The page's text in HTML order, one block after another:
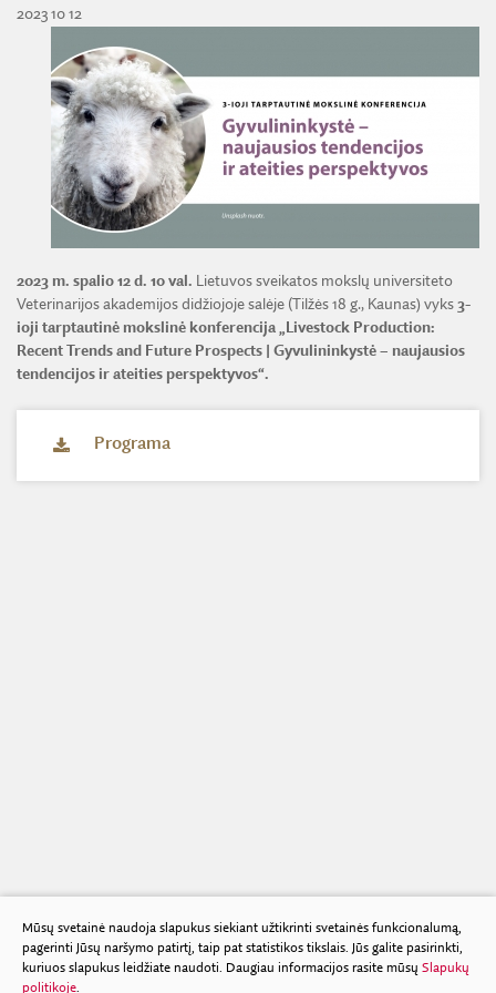
VIRTUALI LMA
JAUNOJI AKADEMIJA
SKYRIAI IR PADALINIAI
PAREIGYBIŲ APRAŠYMAS IR ATLIEKAMOS FUNKCIJOS
ŠVIESAUS ATMINIMO LMA NARIAI
MOKSLININKO ETIKOS KODEKSAS
KORUPCIJOS PREVENCIJA
PRANEŠĖJŲ APSAUGA
NUORODOS
LMA IR AKADEMIKAI ŽINIASKLAIDOJE
PASLAUGOS
ES SF PARAMA LMA
ATVIRI DUOMENYS
ŪKIO SUBJEKTŲ PRIEŽIŪRA
TARNYBINIAI LENGVIEJI AUTOMOBILIAI
LĖŠOS VEIKLAI VIEŠINTI
2023 10 12
2023 m. spalio 12 d. 10 val. Lietuvos sveikatos mokslų universiteto
Veterinarijos akademijos didžiojoje salėje (Tilžės 18 g., Kaunas) vyks 3-
ioji tarptautinė mokslinė konferencija „Livestock Production:
Recent Trends and Future Prospects | Gyvulininkystė – naujausios
tendencijos ir ateities perspektyvos“.
Programa
Mūsų svetainė naudoja slapukus siekiant užtikrinti svetainės funkcionalumą,
pagerinti Jūsų naršymo patirtį, taip pat statistikos tikslais. Jūs galite pasirinkti,
kuriuos slapukus leidžiate naudoti. Daugiau informacijos rasite mūsų Slapukų
politikoje.